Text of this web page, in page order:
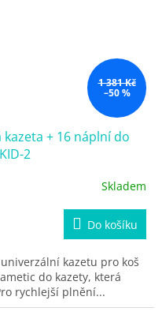
1 381 Kč
–50 %
+ 16 náplní do
2
Skladem
Do košíku
kazetu pro koš
do kazety, která
rychlejší plnění...